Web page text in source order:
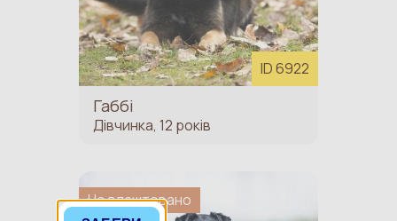
ID 6922
Габбі
Дівчинка, 12 років
Не влаштовано